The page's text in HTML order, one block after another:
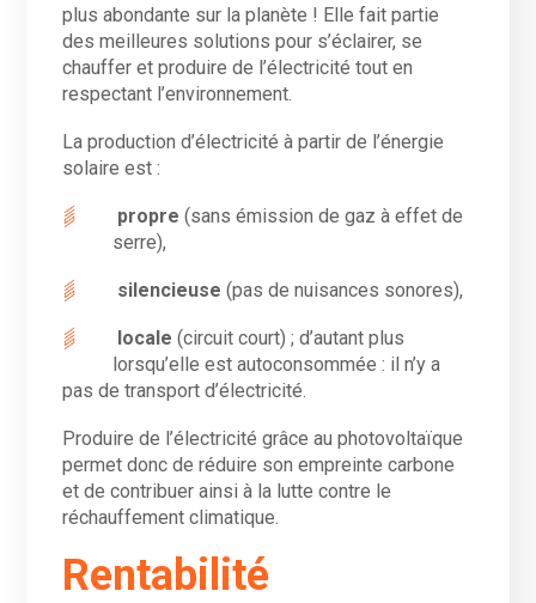
plus abondante sur la planète ! Elle fait partie
des meilleures solutions pour s’éclairer, se
chauffer et produire de l’électricité tout en
respectant l’environnement.
La production d’électricité à partir de l’énergie
solaire est :
propre (sans émission de gaz à effet de
serre),
silencieuse (pas de nuisances sonores),
locale (circuit court) ; d’autant plus
lorsqu’elle est autoconsommée : il n’y a
pas de transport d’électricité.
Produire de l’électricité grâce au photovoltaïque
permet donc de réduire son empreinte carbone
et de contribuer ainsi à la lutte contre le
réchauffement climatique.
Rentabilité